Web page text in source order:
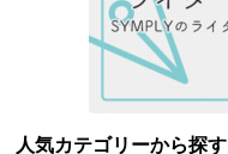
人気カテゴリーから探す